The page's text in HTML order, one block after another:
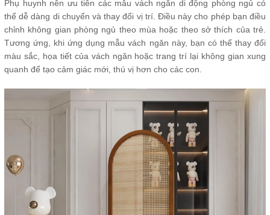
Phụ huynh nên ưu tiên các mẫu vách ngăn di động phòng ngủ có
thể dễ dàng di chuyển và thay đổi vị trí. Điều này cho phép bạn điều
chỉnh không gian phòng ngủ theo mùa hoặc theo sở thích của trẻ.
Tương ứng, khi ứng dụng mẫu vách ngăn này, bạn có thể thay đổi
màu sắc, họa tiết của vách ngăn hoặc trang trí lại không gian xung
quanh để tạo cảm giác mới, thú vị hơn cho các con.